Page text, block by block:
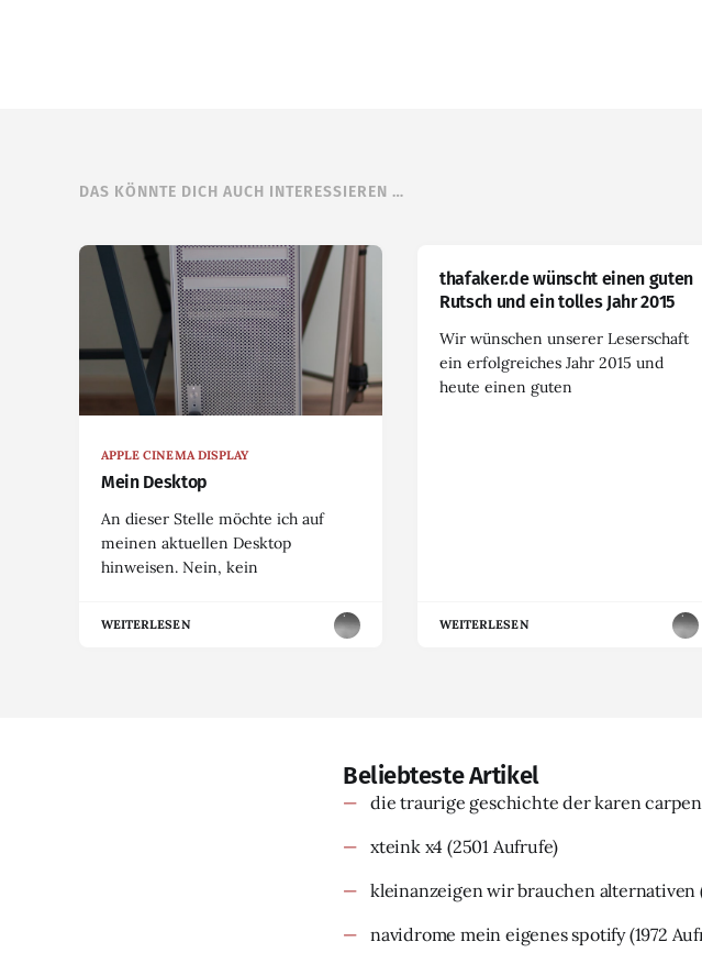
DAS KÖNNTE DICH AUCH INTERESSIEREN …
APPLE CINEMA DISPLAY
Mein Desktop
An dieser Stelle möchte ich auf
meinen aktuellen Desktop
hinweisen. Nein, kein
WEITERLESEN
thafaker.de wünscht einen guten
Rutsch und ein tolles Jahr 2015
Wir wünschen unserer Leserschaft
ein erfolgreiches Jahr 2015 und
heute einen guten
WEITERLESEN
Beliebteste Artikel
die traurige geschichte der karen
xteink x4 (2501 Aufrufe)
kleinanzeigen wir brauchen alternativen
navidrome mein eigenes spotify(1972